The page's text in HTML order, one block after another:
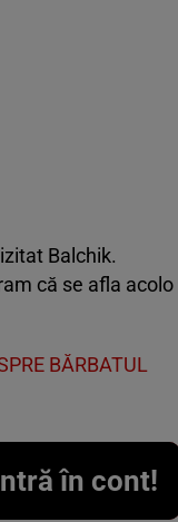
Balchik.
că se afla acolo
BĂRBATUL
în cont!